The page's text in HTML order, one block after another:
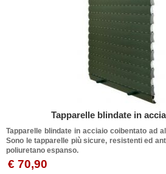
Tapparelle blindate in
Tapparelle blindate in acciaio coibentato ad
Sono le tapparelle più sicure, resistenti ed
poliuretano espanso.
€ 70,90